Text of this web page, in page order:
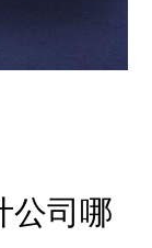
公司哪